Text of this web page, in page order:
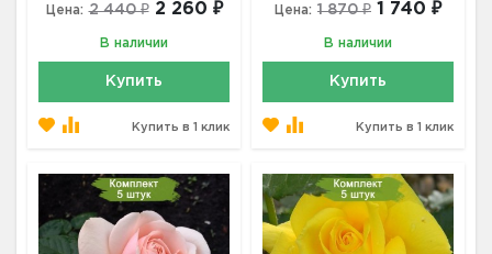
Цена: 2 440 ₽ 2 260 ₽
В наличии
Купить
Купить в 1 клик
Цена: 1 870 ₽ 1 740 ₽
В наличии
Купить
Купить в 1 клик